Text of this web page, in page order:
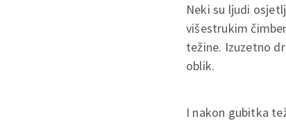
Neki su ljudi
višestrukim
težine. Izuzetno
oblik.
I nakon gubitka